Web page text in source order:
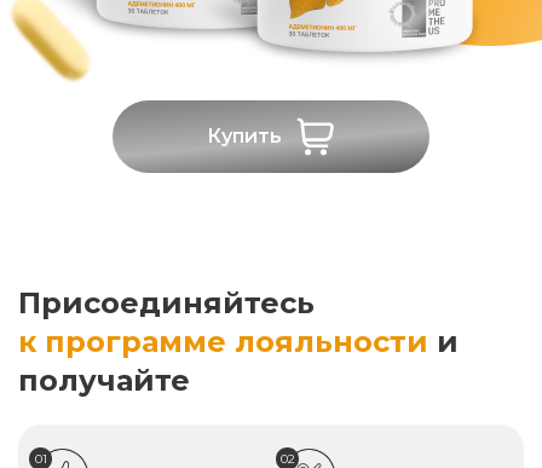
Купить
Присоединяйтесь
к программе лояльности и
получайте
01 02